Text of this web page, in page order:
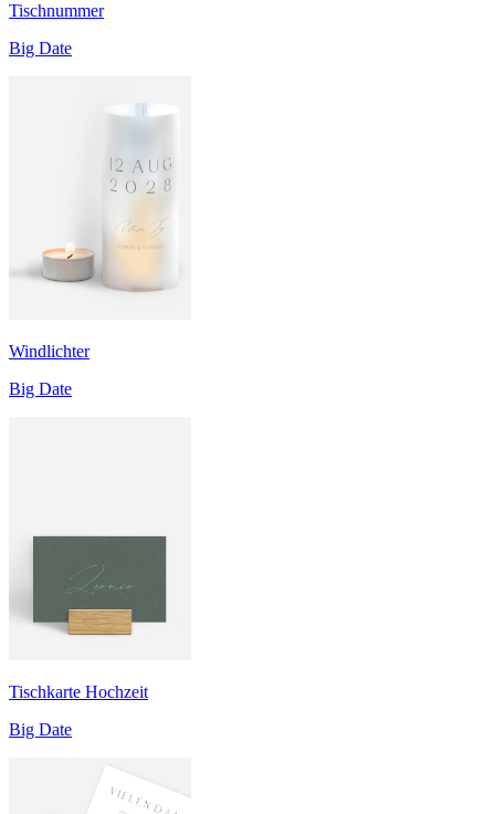
Tischnummer
Big Date
Windlichter
Big Date
Tischkarte Hochzeit
Big Date